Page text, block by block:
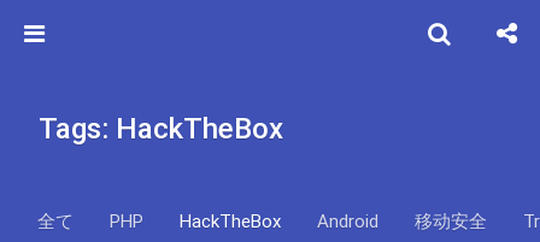
Tags: HackTheBox
全て PHP HackTheBox Android 移动安全